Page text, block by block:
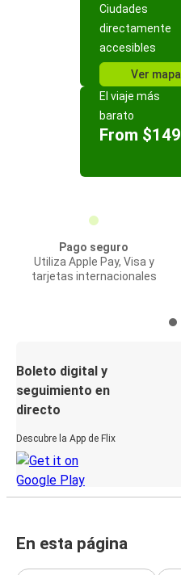
Ciudades
directamente
accesibles
Ver mapa
El viaje más
barato
From
Pago seguro
Utiliza Apple Pay, Visa y
tarjetas internacionales
Boleto digital y
seguimiento en
directo
Descubre la App de Flix
En esta página